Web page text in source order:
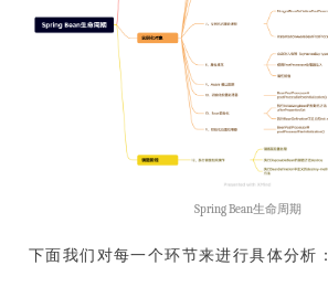
Spring Bean生命周期
下面我们对每一个环节来进行具体分析：